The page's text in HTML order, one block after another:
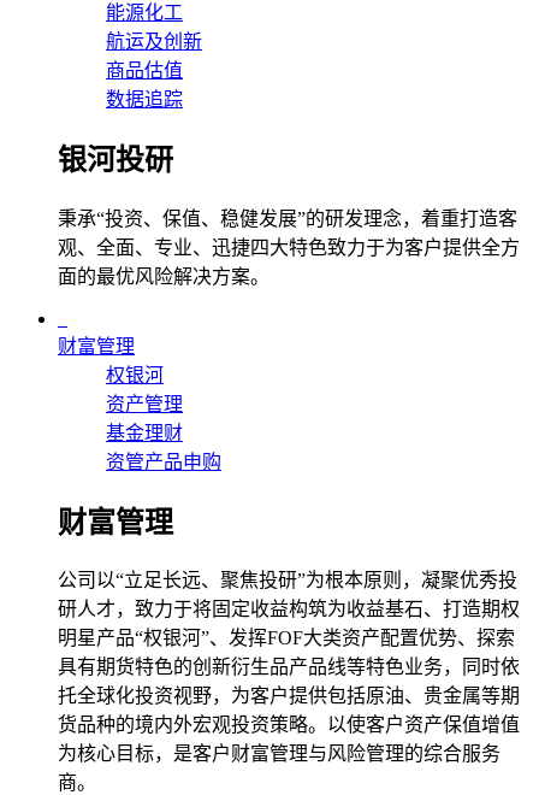
能源化工
航运及创新
商品估值
数据追踪
银河投研
秉承“投资、保值、稳健发展”的研发理念，着重打造客
观、全面、专业、迅捷四大特色致力于为客户提供全方
面的最优风险解决方案。
财富管理
权银河
资产管理
基金理财
资管产品申购
财富管理
公司以“立足长远、聚焦投研”为根本原则，凝聚优秀投
研人才，致力于将固定收益构筑为收益基石、打造期权
明星产品“权银河”、发挥FOF大类资产配置优势、探索
具有期货特色的创新衍生品产品线等特色业务，同时依
托全球化投资视野，为客户提供包括原油、贵金属等期
货品种的境内外宏观投资策略。以使客户资产保值增值
为核心目标，是客户财富管理与风险管理的综合服务
商。